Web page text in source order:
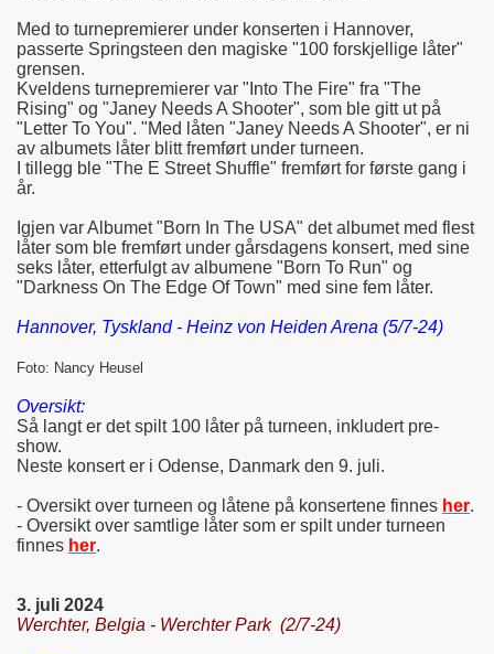
Med to turnepremierer under konserten i Hannover,
passerte Springsteen den magiske "100 forskjellige låter"
grensen.
Kveldens turnepremierer var "Into The Fire" fra "The
Rising" og "Janey Needs A Shooter", som ble gitt ut på
"Letter To You". "Med låten "Janey Needs A Shooter", er ni
av albumets låter blitt fremført under turneen.
I tillegg ble "The E Street Shuffle" fremført for første gang i
år.
Igjen var Albumet "Born In The USA" det albumet med flest
låter som ble fremført under gårsdagens konsert, med sine
seks låter, etterfulgt av albumene "Born To Run" og
"Darkness On The Edge Of Town" med sine fem låter.
Hannover, Tyskland - Heinz von Heiden Arena (5/7-24)
Foto: Nancy Heusel
Oversikt:
Så langt er det spilt 100 låter på turneen, inkludert pre-
show.
Neste konsert er i Odense, Danmark den 9. juli.
- Oversikt over turneen og låtene på konsertene finnes her.
- Oversikt over samtlige låter som er spilt under turneen
finnes her.
3. juli 2024
Werchter, Belgia - Werchter Park (2/7-24)